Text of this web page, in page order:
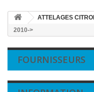
ATTELAGES
2010->
FOURNISSEURS